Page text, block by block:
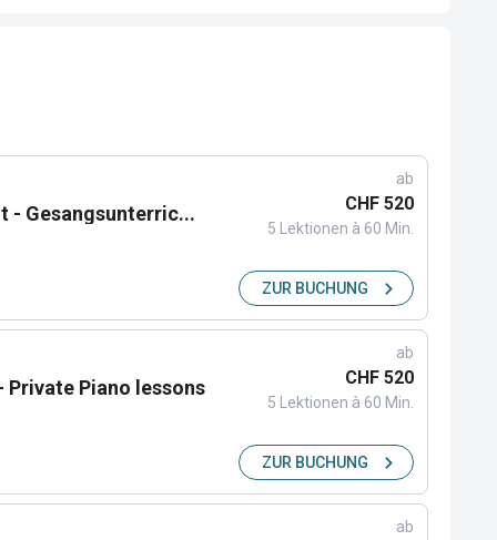
- Gesangsunterric...
ab
CHF 520
5 Lektionen à 60 Min.
ZUR BUCHUNG
Piano lessons
ab
CHF 520
5 Lektionen à 60 Min.
ZUR BUCHUNG
ab